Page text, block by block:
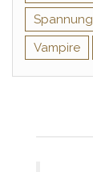
Spannung
Vampire